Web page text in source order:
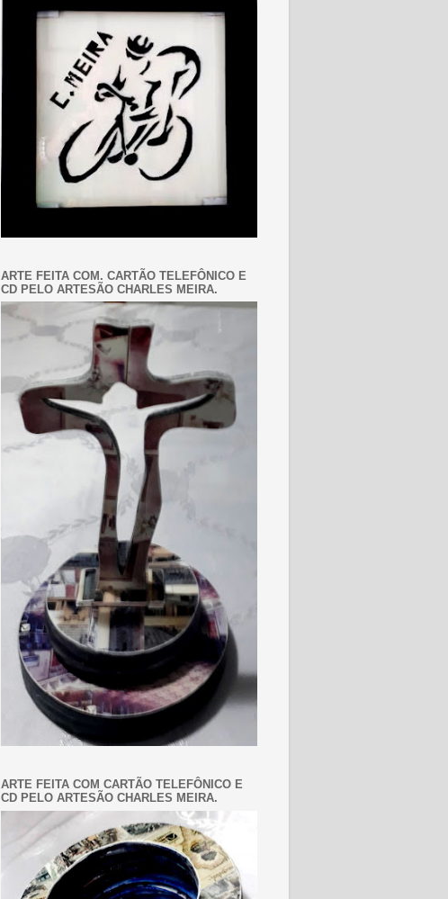
ARTE FEITA COM. CARTÃO TELEFÔNICO E
CD PELO ARTESÃO CHARLES MEIRA.
ARTE FEITA COM CARTÃO TELEFÔNICO E
CD PELO ARTESÃO CHARLES MEIRA.